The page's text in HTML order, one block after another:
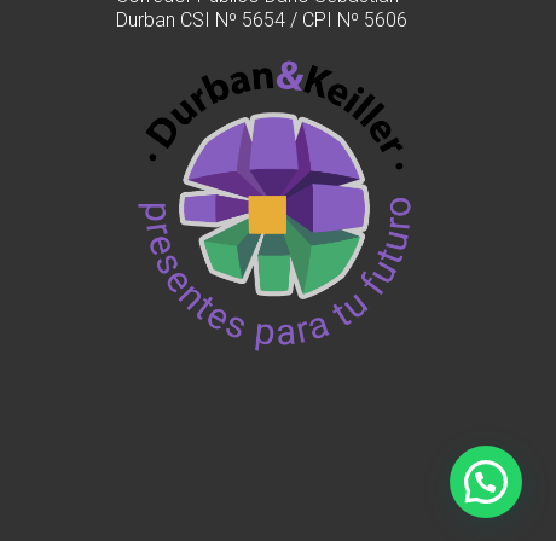
Durban CSI Nº 5654 / CPI Nº 5606